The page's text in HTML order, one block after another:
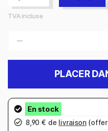
TVA incluse
PLACER
8,90 € de livraison